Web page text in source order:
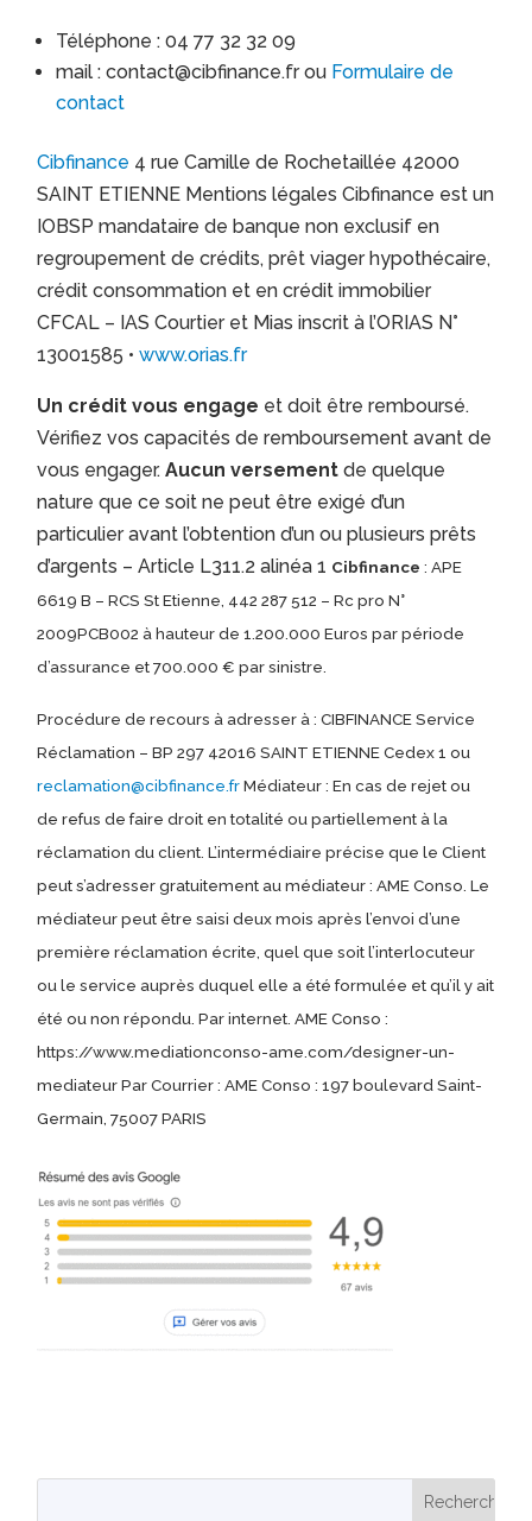
Téléphone : 04 77 32 32 09
mail : contact@cibfinance.fr ou Formulaire de
contact
Cibfinance 4 rue Camille de Rochetaillée 42000
SAINT ETIENNE Mentions légales Cibfinance est un
IOBSP mandataire de banque non exclusif en
regroupement de crédits, prêt viager hypothécaire,
crédit consommation et en crédit immobilier
CFCAL – IAS Courtier et Mias inscrit à l’ORIAS N°
13001585 •www.orias.fr
Un crédit vous engage et doit être remboursé.
Vérifiez vos capacités de remboursement avant de
vous engager.Aucun versement de quelque
nature que ce soit ne peut être exigé d’un
particulier avant l’obtention d’un ou plusieurs prêts
d’argents – Article L311.2 alinéa 1 Cibfinance: APE
6619 B – RCS St Etienne, 442 287 512 – Rc pro N°
2009PCB002 à hauteur de 1.200.000 Euros par période
d’assurance et 700.000 € par sinistre.
Procédure de recours à adresser à : CIBFINANCE Service
Réclamation – BP 297 42016 SAINT ETIENNE Cedex 1 ou
reclamation@cibfinance.frMédiateur : En cas de rejet ou
de refus de faire droit en totalité ou partiellement à la
réclamation du client. L’intermédiaire précise que le Client
peut s’adresser gratuitement au médiateur : AME Conso. Le
médiateur peut être saisi deux mois après l’envoi d’une
première réclamation écrite, quel que soit l’interlocuteur
ou le service auprès duquel elle a été formulée et qu’il y ait
été ou non répondu. Par internet. AME Conso :
https://www.mediationconso-ame.com/designer-un-
mediateur Par Courrier : AME Conso : 197 boulevard Saint-
Germain, 75007 PARIS